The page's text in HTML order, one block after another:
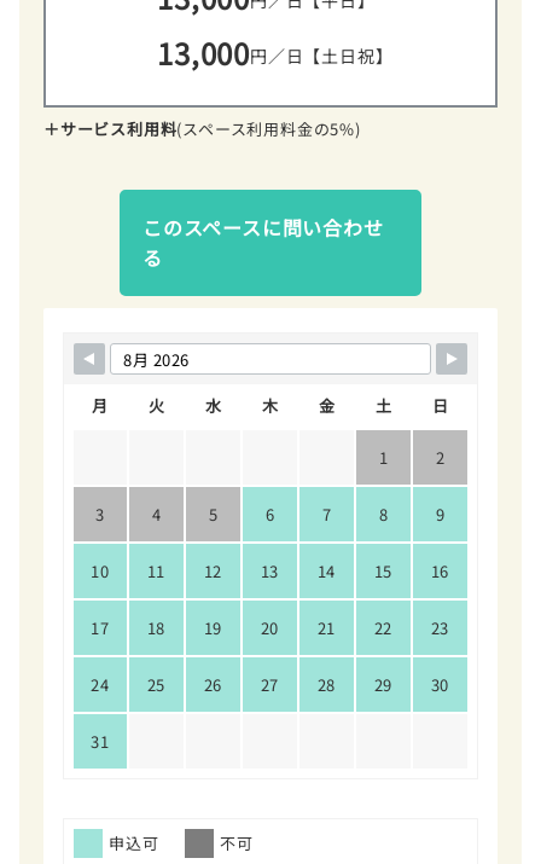
13,000円／日【土日祝】
＋サービス利用料(スペース利用料金の5%)
このスペースに問い合わせ
る
月 火 水 木 金 土 日
1 2
3 4 5 6 7 8 9
10 11 12 13 14 15 16
17 18 19 20 21 22 23
24 25 26 27 28 29 30
31
申込可 不可